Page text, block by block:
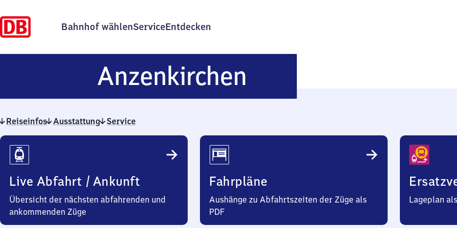
Bahnhof wählenServiceEntdecken
Anzenkirchen
Reiseinfos Ausstattung Service
Reiseinfos
Live Abfahrt / Ankunft
Übersicht der nächsten abfahrenden und
ankommenden Züge
Fahrpläne
Aushänge zu Abfahrtszeiten der Züge als
PDF
Lageplan